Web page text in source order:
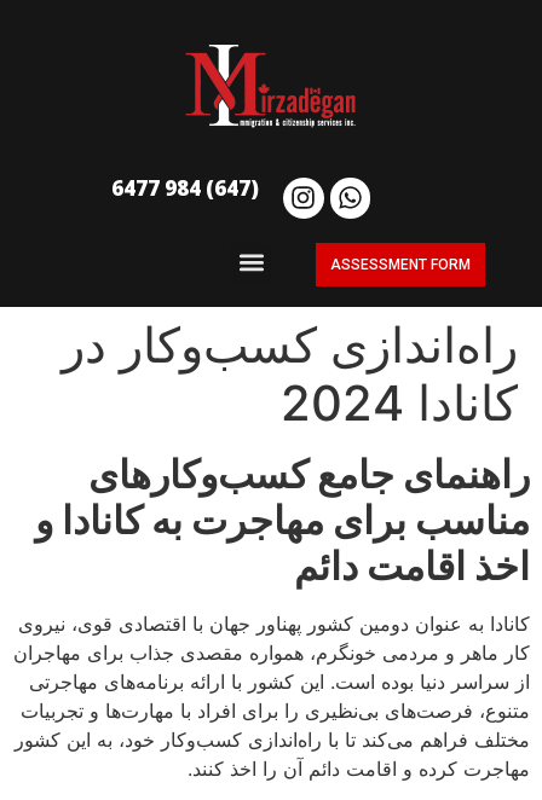
(647) 984 6477
ASSESSMENT FORM
راه‌اندازی کسب‌وکار در
کانادا 2024
راهنمای جامع کسب‌وکارهای
مناسب برای مهاجرت به کانادا و
اخذ اقامت دائم
کانادا به عنوان دومین کشور پهناور جهان با اقتصادی قوی، نیروی
کار ماهر و مردمی خونگرم، همواره مقصدی جذاب برای مهاجران
از سراسر دنیا بوده است. این کشور با ارائه برنامه‌های مهاجرتی
متنوع، فرصت‌های بی‌نظیری را برای افراد با مهارت‌ها و تجربیات
مختلف فراهم می‌کند تا با راه‌اندازی کسب‌وکار خود، به این کشور
مهاجرت کرده و اقامت دائم آن را اخذ کنند.